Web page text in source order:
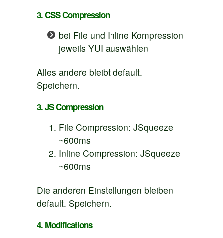
3. CSS Compression
bei File und Inline Kompression
jeweils YUI auswählen
Alles andere bleibt default.
Speichern.
3. JS Compression
File Compression: JSqueeze
~600ms
Inline Compression: JSqueeze
~600ms
Die anderen Einstellungen bleiben
default. Speichern.
4. Modifications